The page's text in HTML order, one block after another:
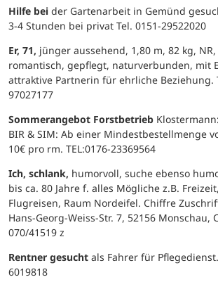
Hilfe bei der Gartenarbeit in Gemünd
3-4 Stunden bei privat Tel. 0151-29522020
Er, 71, jünger aussehend, 1,80 m, 82 kg,
romantisch, gepflegt, naturverbunden, mit
attraktive Partnerin für ehrliche Beziehung.
97027177
Sommerangebot Forstbetrieb
BIR & SIM: Ab einer Mindestbestellmenge
10€ pro rm. TEL:0176-23369564
Ich, schlank, humorvoll, suche ebenso
bis ca. 80 Jahre f. alles Mögliche z.B.
Flugreisen, Raum Nordeifel. Chiffre
Hans-Georg-Weiss-Str. 7, 52156 Monschau,
070/41519 z
Rentner gesucht als Fahrer für
6019818